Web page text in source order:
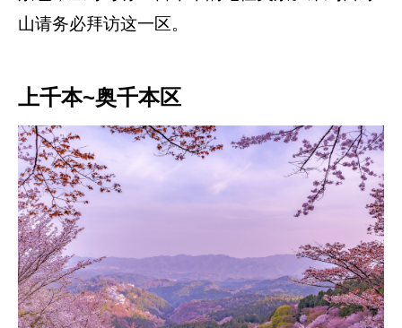
山请务必拜访这一区。
上千本~奥千本区